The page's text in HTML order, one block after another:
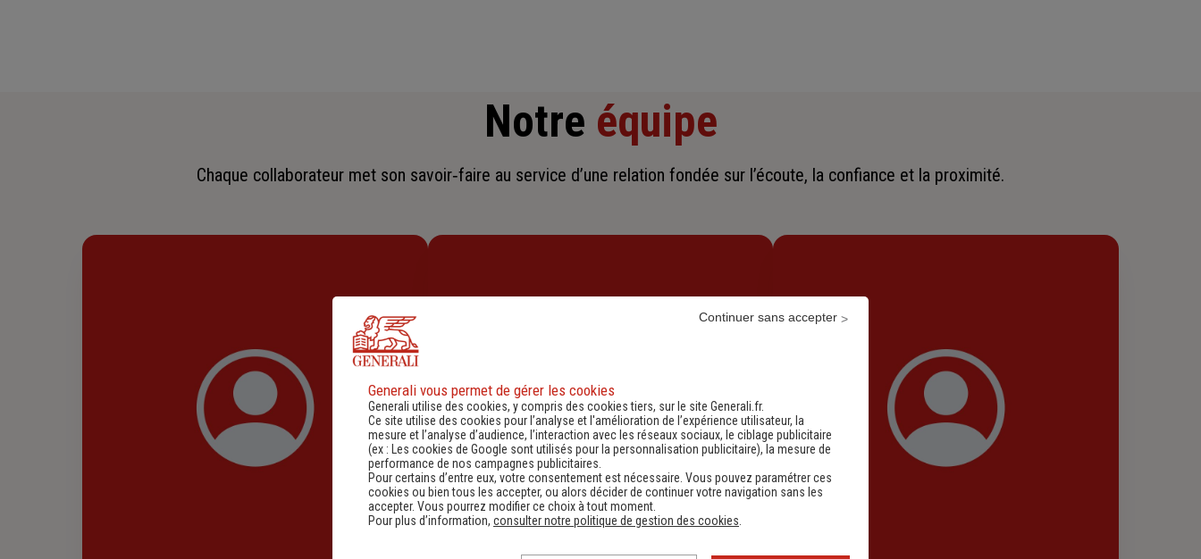
Notre équipe
Chaque collaborateur met son savoir‑faire au service d’une relation fondée sur l’écoute, la confiance et la proximité.
Generali vous permet de gérer les cookies
Generali utilise des cookies, y compris des cookies tiers, sur le site Generali.fr.
Ce site utilise des cookies pour l’analyse et l'amélioration de l’expérience utilisateur, la
mesure et l’analyse d’audience, l’interaction avec les réseaux sociaux, le ciblage publicitaire
(ex : Les cookies de Google sont utilisés pour la personnalisation publicitaire), la mesure de
performance de nos campagnes publicitaires.
Pour certains d’entre eux, votre consentement est nécessaire. Vous pouvez paramétrer ces
cookies ou bien tous les accepter, ou alors décider de continuer votre navigation sans les
accepter. Vous pourrez modifier ce choix à tout moment.
Pour plus d’information, consulter notre politique de gestion des cookies.
Continuer sans accepter